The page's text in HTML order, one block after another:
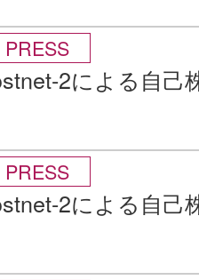
PRESS
2による自己
PRESS
2による自己